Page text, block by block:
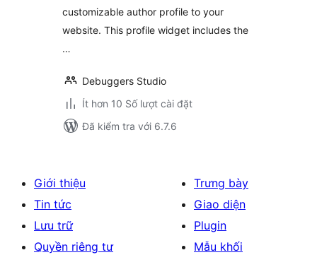
customizable author profile to your
website. This profile widget includes the
…
Debuggers Studio
Ít hơn 10 Số lượt cài đặt
Đã kiểm tra với 6.7.6
Giới thiệu
Tin tức
Lưu trữ
Quyền riêng tư
Trưng bày
Giao diện
Plugin
Mẫu khối